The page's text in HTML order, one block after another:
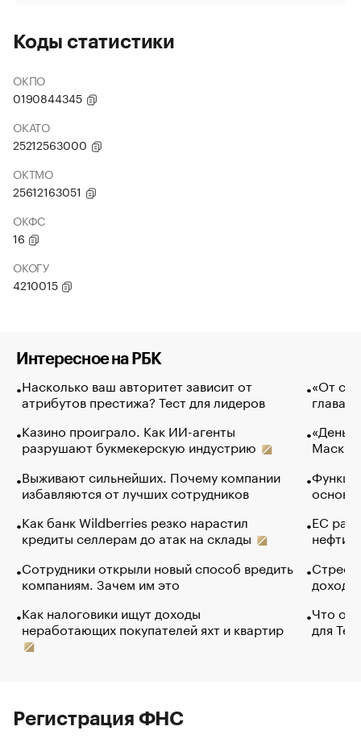
Коды статистики
ОКПО
0190844345
ОКАТО
25212563000
ОКТМО
25612163051
ОКФС
16
ОКОГУ
4210015
Интересное на РБК
Насколько ваш авторитет зависит от
атрибутов престижа? Тест для лидеров
Казино проиграло. Как ИИ-агенты
разрушают букмекерскую индустрию
Выживают сильнейших. Почему компании
избавляются от лучших сотрудников
Как банк Wildberries резко нарастил
кредиты селлерам до атак на склады
Сотрудники открыли новый способ вредить
компаниям. Зачем им это
Как налоговики ищут доходы
неработающих покупателей яхт и квартир
«От
глава
Маск в
основ
ЕС
нефти
Что
для
Регистрация ФНС